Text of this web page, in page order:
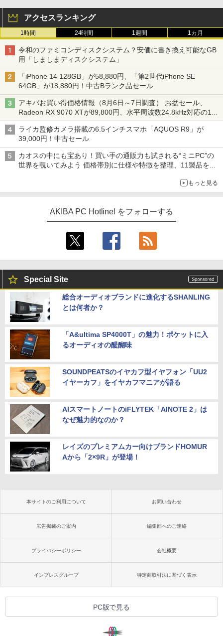
アクセスランキング
1時間 24時間 1週間 1カ月
令和のファミコンディスクシステム？安価に書き換え可能なGB
用「しましまディスクシステム」
「iPhone 14 128GB」が58,880円、「第2世代iPhone SE
64GB」が18,880円！中古Bランク品セール
アキバお買い得価格情報（8月6日～7日調査） お盆セール、
Radeon RX 9070 XTが89,800円、水平周波数24.8kHz対応の17
型モニターが9,801円、暑さ指数連動セール ほか
ライカ監修カメラ搭載の6.5インチスマホ「AQUOS R9」が
39,000円！中古セール
カオスの中にも宝あり！買い手の通販力も試される“ミニPC”の
世界を覗いてみよう 価格帯別に仕様や特徴を整理、11製品をピ
もっと見る
AKIBA PC Hotline! をフォローする
Special Site
総合オーディオブランドに進化するSHANLING
とは何者か？
「A&ultima SP4000T」の魅力！ポケットに入
るオーディオの醍醐味
SOUNDPEATSのイヤカフ型イヤフォン「UU2
イヤーカフ」をイヤカフマニアが語る
AIスマートノートのiFLYTEK「AINOTE 2」は
なぜ魅力的なのか？
レイズのプレミアムカー向けブランドHOMUR
Aから「2×9R」が登場！
本サイトのご利用について お問い合わせ
広告掲載のご案内 編集部へのご連絡
プライバシーポリシー 会社概要
インプレスグループ 特定商取引法に基づく表示
PC版で見る